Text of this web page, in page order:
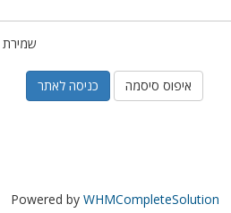
איפוס סיסמה
Powered by WHMCompleteSolution